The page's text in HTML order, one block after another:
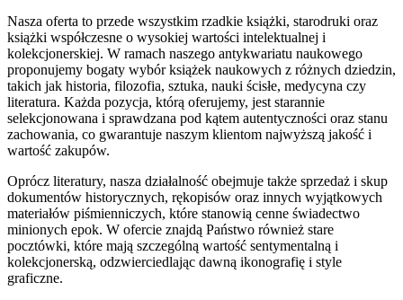
Nasza oferta to przede wszystkim rzadkie książki, starodruki oraz
książki współczesne o wysokiej wartości intelektualnej i
kolekcjonerskiej. W ramach naszego antykwariatu naukowego
proponujemy bogaty wybór książek naukowych z różnych dziedzin,
takich jak historia, filozofia, sztuka, nauki ścisłe, medycyna czy
literatura. Każda pozycja, którą oferujemy, jest starannie
selekcjonowana i sprawdzana pod kątem autentyczności oraz stanu
zachowania, co gwarantuje naszym klientom najwyższą jakość i
wartość zakupów.
Oprócz literatury, nasza działalność obejmuje także sprzedaż i skup
dokumentów historycznych, rękopisów oraz innych wyjątkowych
materiałów piśmienniczych, które stanowią cenne świadectwo
minionych epok. W ofercie znajdą Państwo również stare
pocztówki, które mają szczególną wartość sentymentalną i
kolekcjonerską, odzwierciedlając dawną ikonografię i style
graficzne.